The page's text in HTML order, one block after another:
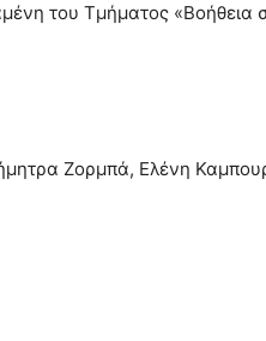
του Τμήματος «Βοήθεια
Ζορμπά, Ελένη